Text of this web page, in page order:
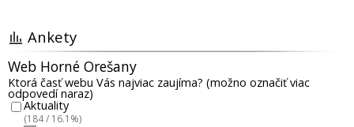
Ankety
Web Horné Orešany
Ktorá časť webu Vás najviac zaujíma? (možno označiť viac
odpovedí naraz)
Aktuality
(184 / 16.1%)